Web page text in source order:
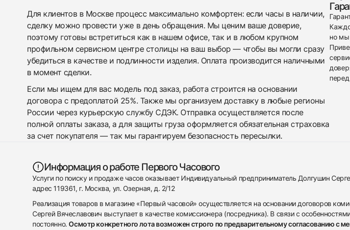
Для клиентов в Москве процесс максимально комфортен: если часы в наличии,
сделку можно провести уже в день обращения. Мы ценим ваше доверие,
поэтому готовы встретиться как в нашем офисе, так и в любом крупном
профильном сервисном центре столицы на ваш выбор — чтобы вы могли сразу
убедиться в качестве и подлинности изделия. Оплата производится наличными
в момент сделки.
Если мы ищем для вас модель под заказ, работа строится на основании
договора с предоплатой 25%. Также мы организуем доставку в любые регионы
России через курьерскую службу СДЭК. Отправка осуществляется после
полной оплаты заказа, а для защиты груза оформляется обязательная страховка
за счет покупателя — так мы гарантируем безопасность пересылки.
но мы
Информация о работе Первого Часового
Услуги по поиску и продаже часов оказывает Индивидуальный предприниматель Долгушин
адрес 119361, г. Москва, ул. Озерная, д. 2/12
Реализация товаров в магазине «Первый часовой» осуществляется на основании договоров
Сергей Вячеславович выступает в качестве комиссионера (посредника). В связи с
постоянно.Осмотр конкретного лота возможен строго по предварительному согласованию с